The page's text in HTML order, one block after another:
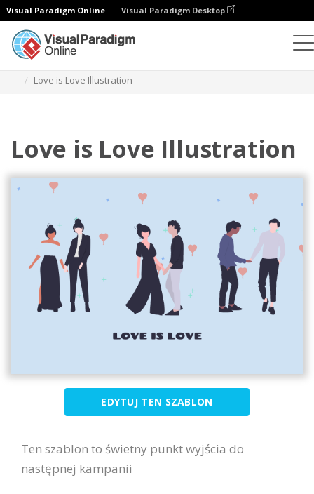
Visual Paradigm Online Visual Paradigm Desktop
Love is Love Illustration
Love is Love Illustration
EDYTUJ TEN SZABLON
Ten szablon to świetny punkt wyjścia do
następnej kampanii